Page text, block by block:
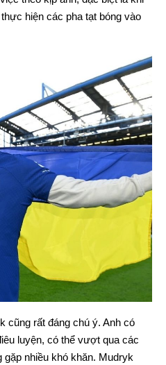
hiện các pha tạt bóng vào
cũng rất đáng chú ý. Anh có
luyện, có thể vượt qua các
nhiều khó khăn. Mudryk